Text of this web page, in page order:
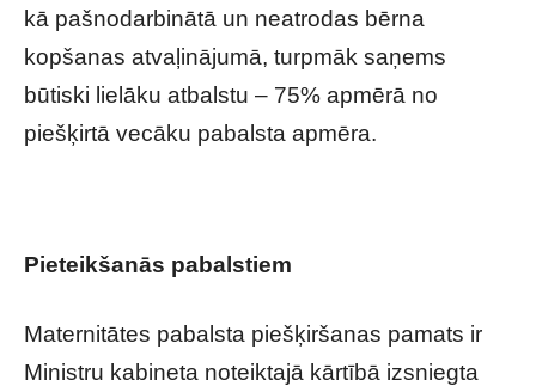
kā pašnodarbinātā un neatrodas bērna
kopšanas atvaļinājumā, turpmāk saņems
būtiski lielāku atbalstu – 75% apmērā no
piešķirtā vecāku pabalsta apmēra.
Pieteikšanās pabalstiem
Maternitātes pabalsta piešķiršanas pamats ir
Ministru kabineta noteiktajā kārtībā izsniegta